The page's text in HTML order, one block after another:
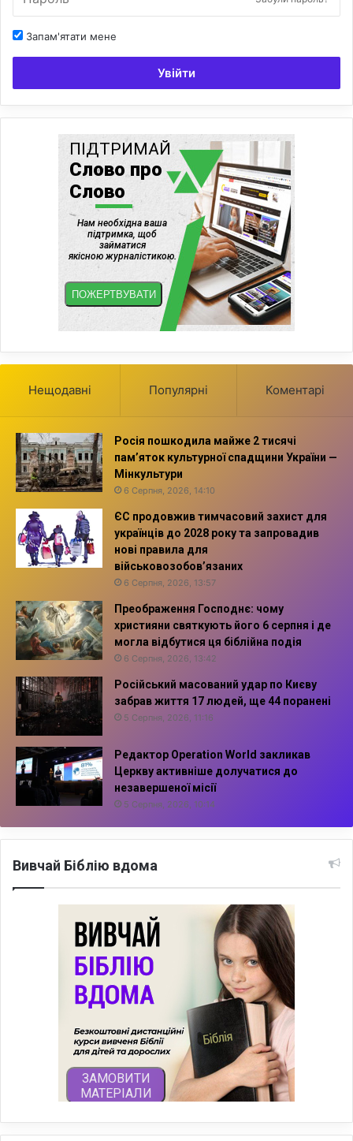
Запам'ятати мене
Увійти
Нещодавні Популярні Коментарі
Росія пошкодила майже 2 тисячі
пам’яток культурної спадщини України —
Мінкультури
6 Серпня, 2026, 14:10
ЄС продовжив тимчасовий захист для
українців до 2028 року та запровадив
нові правила для
військовозобов’язаних
6 Серпня, 2026, 13:57
Преображення Господнє: чому
християни святкують його 6 серпня і де
могла відбутися ця біблійна подія
6 Серпня, 2026, 13:42
Російський масований удар по Києву
забрав життя 17 людей, ще 44 поранені
5 Серпня, 2026, 11:16
Редактор Operation World закликав
Церкву активніше долучатися до
незавершеної місії
5 Серпня, 2026, 10:14
Вивчай Біблію вдома